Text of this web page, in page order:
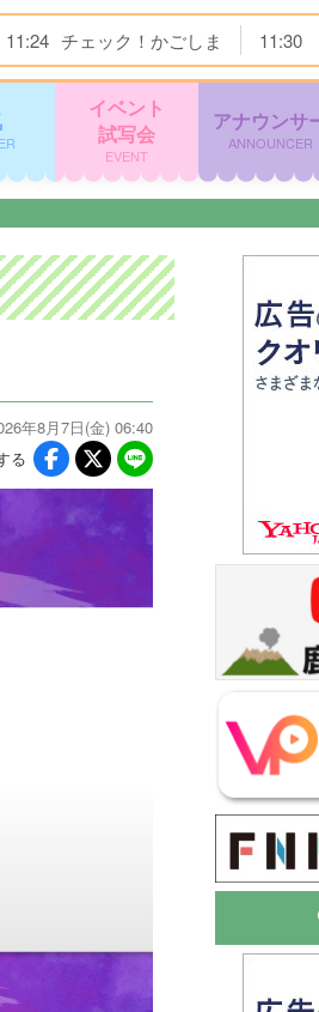
11:24 チェック！かごしま 11:30
イベント
試写会
EVENT
アナウンサ
ANNOUNCER
年8月7日(金) 06:40
る